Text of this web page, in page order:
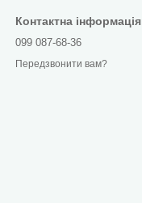
Контактна інформація
099 087-68-36
Передзвонити вам?